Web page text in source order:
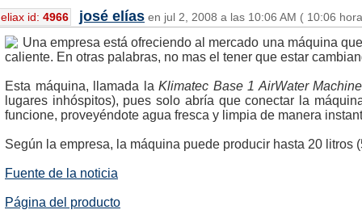
eliax id: 4966 josé elías en jul 2, 2008 a las 10:06 AM ( 10:06
Una empresa está ofreciendo al mercado una máquina
caliente. En otras palabras, no mas el tener que estar
Esta máquina, llamada laKlimatec Base 1 AirWater Machine
lugares inhóspitos), pues solo abría que conectar la
funcione, proveyéndote agua fresca y limpia de manera
Según la empresa, la máquina puede producir hasta 20 litros
Fuente de la noticia
Página del producto